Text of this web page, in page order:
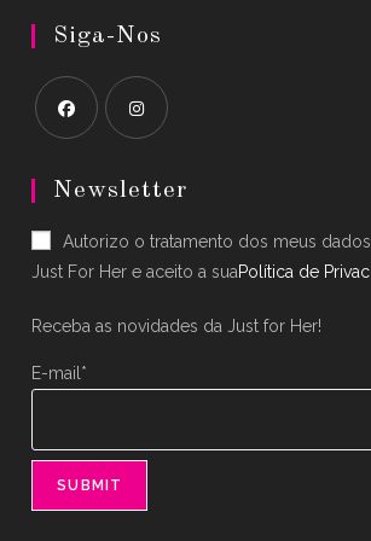
Siga-Nos
in
new
tab
in
new
tab
Newsletter
Autorizo o tratamento dos meus
Just For Her e aceito a suaPolítica de
Receba as novidades da Just for Her!
E-mail*